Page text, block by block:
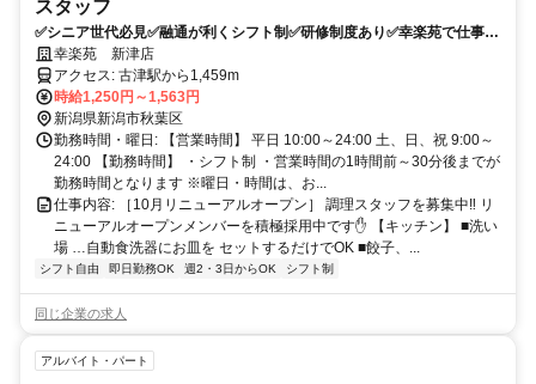
スタッフ
✅️シニア世代必見✅️融通が利くシフト制✅️研修制度あり✅️幸楽苑で仕事始
め 幸楽苑 新津店
アクセス: 古津駅から1,459m
時給1,250円～1,563円
新潟県新潟市秋葉区
勤務時間・曜日: 【営業時間】 平日 10:00～24:00 土、日、祝 9:00～
24:00 【勤務時間】 ・シフト制 ・営業時間の1時間前～30分後までが
勤務時間となります ※曜日・時間は、お...
仕事内容: ［10月リニューアルオープン］ 調理スタッフを募集中‼ リ
ニューアルオープンメンバーを積極採用中です✋️ 【キッチン】 ■洗い
場 …自動食洗器にお皿を セットするだけでOK ■餃子、...
シフト自由 即日勤務OK 週2・3日からOK シフト制
同じ企業の求人
アルバイト・パート